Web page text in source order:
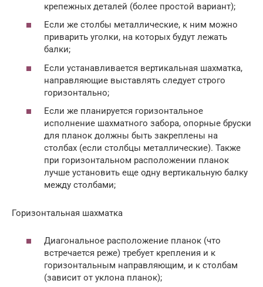
крепежных деталей (более простой вариант);
Если же столбы металлические, к ним можно
приварить уголки, на которых будут лежать
балки;
Если устанавливается вертикальная шахматка,
направляющие выставлять следует строго
горизонтально;
Если же планируется горизонтальное
исполнение шахматного забора, опорные бруски
для планок должны быть закреплены на
столбах (если столбцы металлические). Также
при горизонтальном расположении планок
лучше установить еще одну вертикальную балку
между столбами;
Горизонтальная шахматка
Диагональное расположение планок (что
встречается реже) требует крепления и к
горизонтальным направляющим, и к столбам
(зависит от уклона планок);